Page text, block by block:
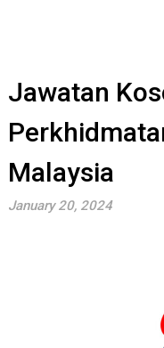
Jawatan
Malaysia
January 20, 2024